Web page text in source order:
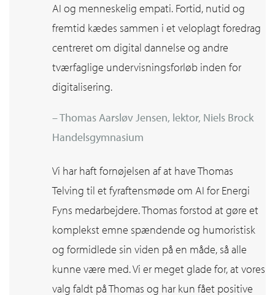
AI og menneskelig empati. Fortid, nutid og
fremtid kædes sammen i et veloplagt foredrag
centreret om digital dannelse og andre
tværfaglige undervisningsforløb inden for
digitalisering.
– Thomas Aarsløv Jensen, lektor, Niels Brock
Handelsgymnasium
Vi har haft fornøjelsen af at have Thomas
Telving til et fyraftensmøde om AI for Energi
Fyns medarbejdere. Thomas forstod at gøre et
komplekst emne spændende og humoristisk
og formidlede sin viden på en måde, så alle
kunne være med. Vi er meget glade for, at vores
valg faldt på Thomas og har kun fået positive